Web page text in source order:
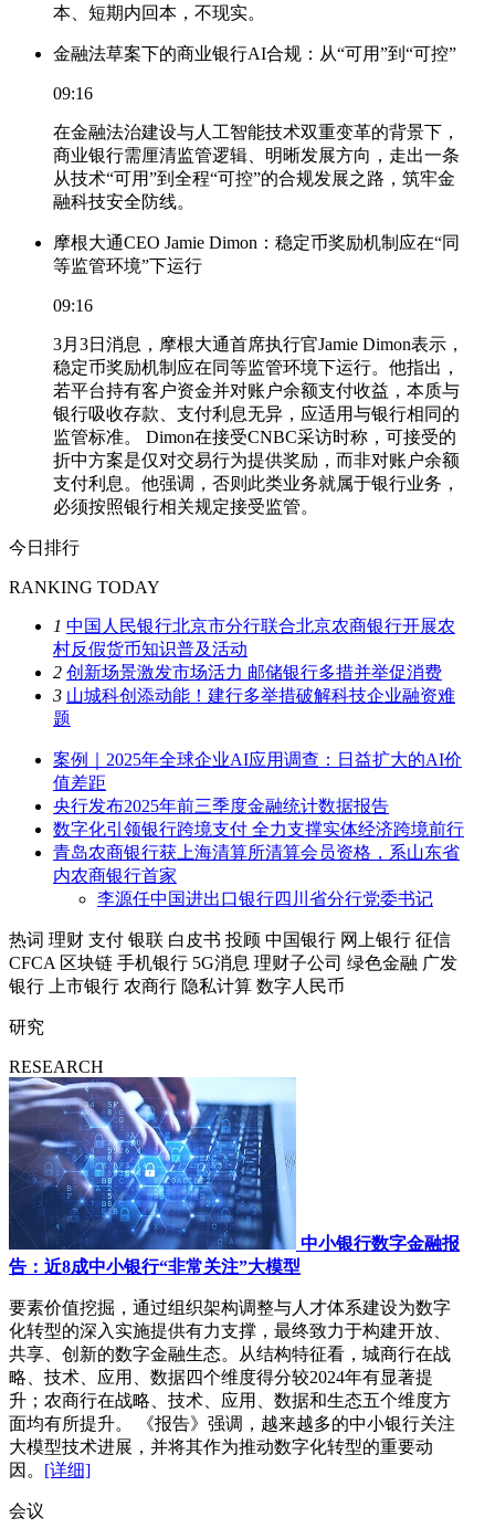
本、短期内回本，不现实。
金融法草案下的商业银行AI合规：从“可用”到“可控”
09:16
在金融法治建设与人工智能技术双重变革的背景下，
商业银行需厘清监管逻辑、明晰发展方向，走出一条
从技术“可用”到全程“可控”的合规发展之路，筑牢金
融科技安全防线。
摩根大通CEO Jamie Dimon：稳定币奖励机制应在“同
等监管环境”下运行
09:16
3月3日消息，摩根大通首席执行官Jamie Dimon表示，
稳定币奖励机制应在同等监管环境下运行。他指出，
若平台持有客户资金并对账户余额支付收益，本质与
银行吸收存款、支付利息无异，应适用与银行相同的
监管标准。 Dimon在接受CNBC采访时称，可接受的
折中方案是仅对交易行为提供奖励，而非对账户余额
支付利息。他强调，否则此类业务就属于银行业务，
必须按照银行相关规定接受监管。
今日排行
RANKING TODAY
1 中国人民银行北京市分行联合北京农商银行开展农
村反假货币知识普及活动
2 创新场景激发市场活力 邮储银行多措并举促消费
3 山城科创添动能！建行多举措破解科技企业融资难
题
案例｜2025年全球企业AI应用调查：日益扩大的AI价
值差距
央行发布2025年前三季度金融统计数据报告
数字化引领银行跨境支付 全力支撑实体经济跨境前行
青岛农商银行获上海清算所清算会员资格，系山东省
内农商银行首家
李源任中国进出口银行四川省分行党委书记
热词 理财 支付 银联 白皮书 投顾 中国银行 网上银行 征信
CFCA 区块链 手机银行 5G消息 理财子公司 绿色金融 广发
银行
上市银行 农商行 隐私计算 数字人民币
研究
RESEARCH
中小银行数字金融报
告：近8成中小银行“非常关注”大模型
要素价值挖掘，通过组织架构调整与人才体系建设为数字
化转型的深入实施提供有力支撑，最终致力于构建开放、
共享、创新的数字金融生态。从结构特征看，城商行在战
略、技术、应用、数据四个维度得分较2024年有显著提
升；农商行在战略、技术、应用、数据和生态五个维度方
面均有所提升。 《报告》强调，越来越多的中小银行关注
大模型技术进展，并将其作为推动数字化转型的重要动
因。 [详细]
会议